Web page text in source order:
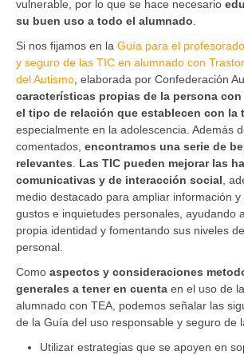
vulnerable, por lo que se hace necesario
su buen uso a todo el alumnado
Si nos fijamos en la Guía para el
y seguro de las TIC en alumnado con
del Autismo , elaborada por Confederación
características propias de la persona con
el tipo de relación que establecen con la
especialmente en la adolescencia. Además
comentados, encontramos una serie de
relevantes
Las TIC pueden mejorar las
comunicativas y de interacción social ,
medio destacado para ampliar información
gustos e inquietudes personales, ayudando
propia identidad y fomentando sus niveles
personal.
Como aspectos y consideraciones
generales a tener en cuenta en el uso de
alumnado con TEA, podemos señalar las
de la Guía del uso responsable y seguro de
Utilizar estrategias que se apoyen en